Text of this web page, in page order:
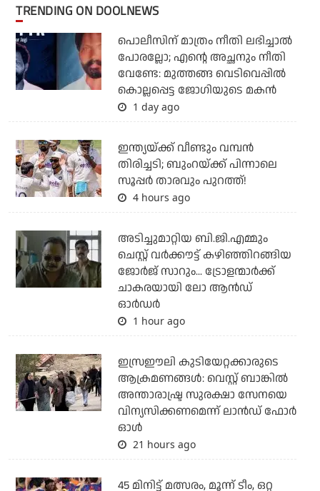
TRENDING ON DOOLNEWS
പൊലീസിന് മാത്രം നീതി ലഭിച്ചാല്‍
പോരല്ലോ; എന്റെ അച്ഛനും നീതി
വേണ്ടേ: മുത്തങ്ങ വെടിവെപ്പില്‍
കൊല്ലപ്പെട്ട ജോഗിയുടെ മകന്‍
1 day ago
ഇന്ത്യയ്ക്ക് വീണ്ടും വമ്പന്‍
തിരിച്ചടി; ബുംറയ്ക്ക് പിന്നാലെ
സൂപ്പര്‍ താരവും പുറത്ത്!
4 hours ago
അടിച്ചുമാറ്റിയ ബി.ജി.എമ്മും
ചെസ്റ്റ് വര്‍ക്കൗട്ട് കഴിഞ്ഞിറങ്ങിയ
ജോര്‍ജ് സാറും... ട്രോളന്മാര്‍ക്ക്
ചാകരയായി ലോ ആന്‍ഡ്
ഓര്‍ഡര്‍
1 hour ago
ഇസ്രഈലി കുടിയേറ്റക്കാരുടെ
ആക്രമണങ്ങള്‍: വെസ്റ്റ് ബാങ്കില്‍
അന്താരാഷ്ട്ര സുരക്ഷാ സേനയെ
വിന്യസിക്കണമെന്ന് ലാന്‍ഡ് ഫോര്‍
ഓള്‍
21 hours ago
45 മിനിട്ട് മത്സരം, മൂന്ന് ടീം, ഒറ്റ